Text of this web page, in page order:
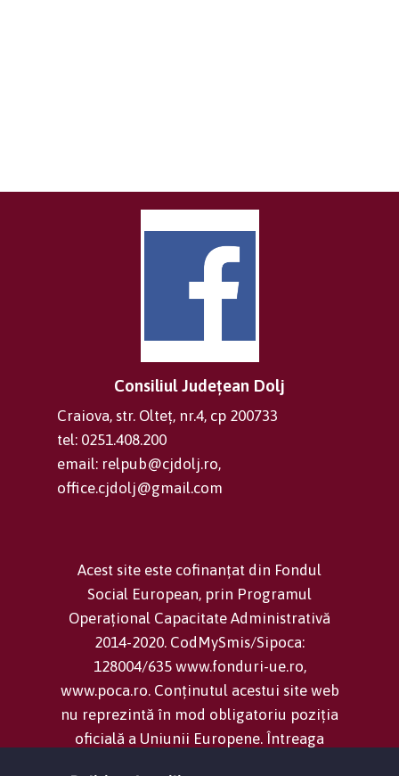
Consiliul Județean Dolj
Craiova, str. Olteț, nr.4, cp 200733
tel: 0251.408.200
email: relpub@cjdolj.ro,
office.cjdolj@gmail.com
Acest site este cofinanțat din Fondul
Social European, prin Programul
Operațional Capacitate Administrativă
2014-2020. CodMySmis/Sipoca:
128004/635 www.fonduri-ue.ro,
www.poca.ro. Conținutul acestui site web
nu reprezintă în mod obligatoriu poziția
oficială a Uniunii Europene. Întreaga